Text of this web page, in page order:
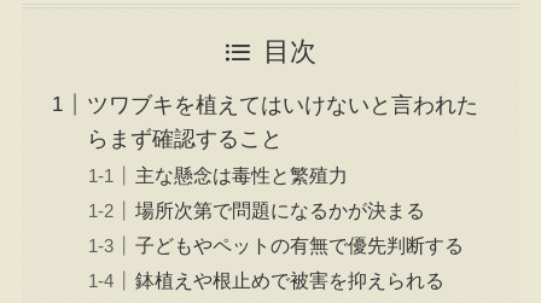
目次
ツワブキを植えてはいけないと言われた
らまず確認すること
主な懸念は毒性と繁殖力
場所次第で問題になるかが決まる
子どもやペットの有無で優先判断する
鉢植えや根止めで被害を抑えられる